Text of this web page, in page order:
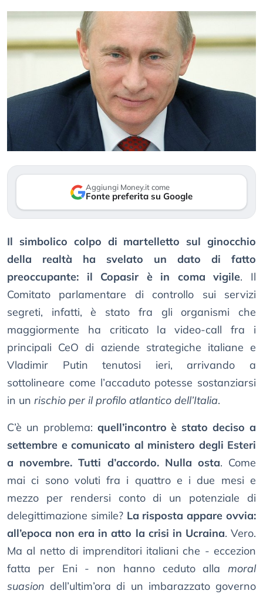
Aggiungi Money.it come
Fonte preferita su Google
Il simbolico colpo di martelletto sul ginocchio
della realtà ha svelato un dato di fatto
preoccupante: il Copasir è in coma vigile. Il
Comitato parlamentare di controllo sui servizi
segreti, infatti, è stato fra gli organismi che
maggiormente ha criticato la video-call fra i
principali CeO di aziende strategiche italiane e
Vladimir Putin tenutosi ieri, arrivando a
sottolineare come l’accaduto potesse sostanziarsi
in un rischio per il profilo atlantico dell’Italia.
C’è un problema: quell’incontro è stato deciso a
settembre e comunicato al ministero degli Esteri
a novembre. Tutti d’accordo. Nulla osta. Come
mai ci sono voluti fra i quattro e i due mesi e
mezzo per rendersi conto di un potenziale di
delegittimazione simile? La risposta appare ovvia:
all’epoca non era in atto la crisi in Ucraina. Vero.
Ma al netto di imprenditori italiani che - eccezion
fatta per Eni - non hanno ceduto alla moral
suasion dell’ultim’ora di un imbarazzato governo